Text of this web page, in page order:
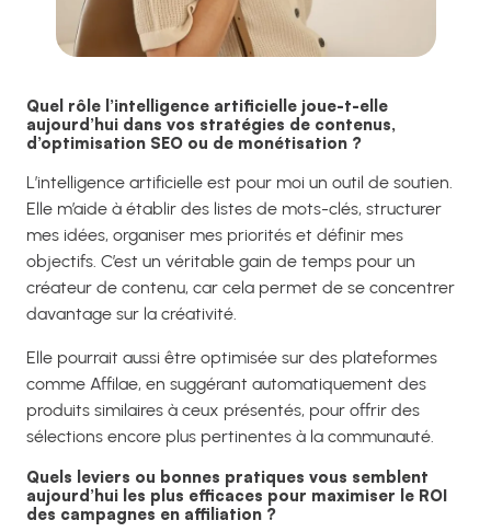
Quel rôle l’intelligence artificielle joue-t-elle
aujourd’hui dans vos stratégies de contenus,
d’optimisation SEO ou de monétisation ?
L’intelligence artificielle est pour moi un outil de soutien.
Elle m’aide à établir des listes de mots-clés, structurer
mes idées, organiser mes priorités et définir mes
objectifs. C’est un véritable gain de temps pour un
créateur de contenu, car cela permet de se concentrer
davantage sur la créativité.
Elle pourrait aussi être optimisée sur des plateformes
comme Affilae, en suggérant automatiquement des
produits similaires à ceux présentés, pour offrir des
sélections encore plus pertinentes à la communauté.
Quels leviers ou bonnes pratiques vous semblent
aujourd’hui les plus efficaces pour maximiser le ROI
des campagnes en affiliation ?